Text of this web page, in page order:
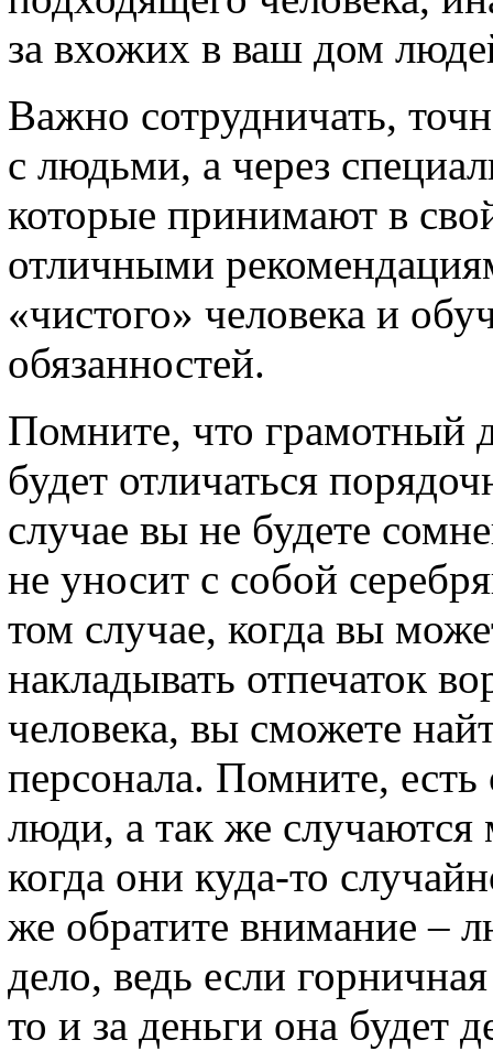
за вхожих в ваш дом
Важно сотрудничать,
с людьми, а через
которые принимают в
отличными
«чистого» человека и
обязанностей.
Помните, что грамотный
будет отличаться
случае вы не будете
не уносит с собой
том случае, когда вы
накладывать отпечаток
человека, вы сможете
персонала. Помните,
люди, а так же
когда они куда-то
же обратите внимание –
дело, ведь если
то и за деньги она будет